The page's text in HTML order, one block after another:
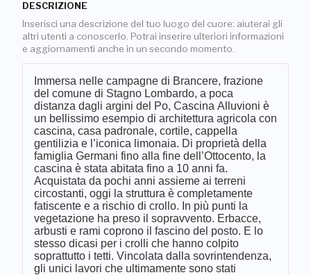
DESCRIZIONE
Inserisci una descrizione del tuo luogo del cuore: aiuterai gli
altri utenti a conoscerlo. Potrai inserire ulteriori informazioni
e aggiornamenti anche in un secondo momento.